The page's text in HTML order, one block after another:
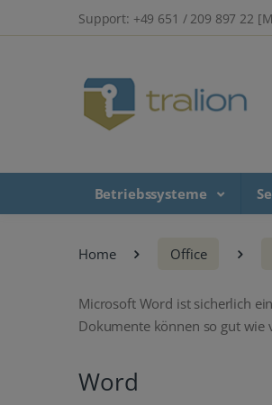
Support: +49 651 / 209 897 22
Betriebssysteme
Home Office
Microsoft Word ist sicherlich
Dokumente können so gut
Word